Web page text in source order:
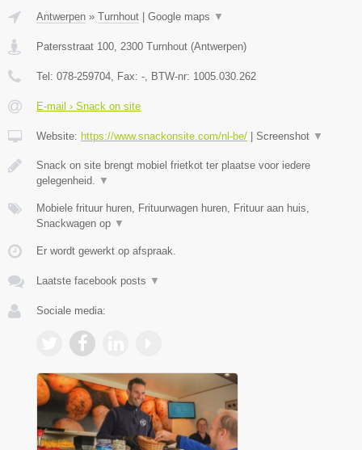
Antwerpen » Turnhout Google maps ▼
Patersstraat 100, 2300 Turnhout (Antwerpen)
Tel: 078-259704, Fax: -, BTW-nr: 1005.030.262
E-mail › Snack on site
Website: https://www.snackonsite.com/nl-be/ Screenshot ▼
Snack on site brengt mobiel frietkot ter plaatse voor iedere
gelegenheid. ▼
Mobiele frituur huren, Frituurwagen huren, Frituur aan huis,
Snackwagen op ▼
Er wordt gewerkt op afspraak.
Laatste facebook posts ▼
Sociale media: